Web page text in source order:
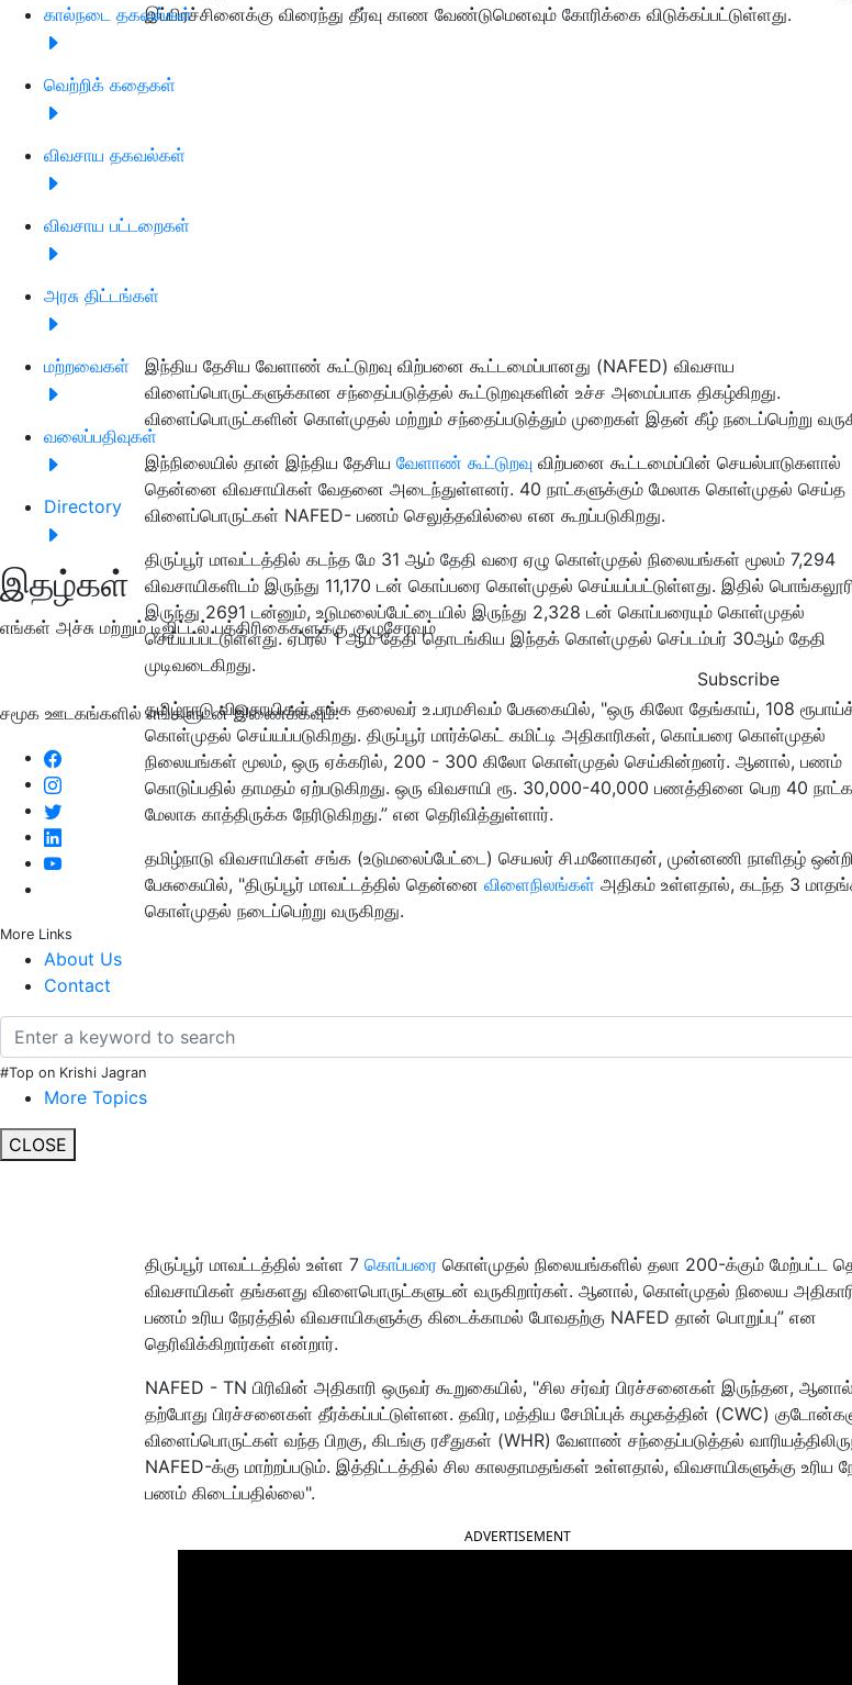
கால்நடை தகவல்கள்
வெற்றிக் கதைகள்
விவசாய தகவல்கள்
விவசாய பட்டறைகள்
அரசு திட்டங்கள்
மற்றவைகள்
வலைப்பதிவுகள்
Directory
இதழ்கள்
எங்கள் அச்சு மற்றும் டிஜிட்டல் பத்திரிகைகளுக்கு குழுசேரவும்
Subscribe
சமூக ஊடகங்களில் எங்களுடன் இணைக்கவும்:
More Links
About Us
Contact
#Top on Krishi Jagran
More Topics
CLOSE
இப்பிரச்சினைக்கு விரைந்து தீர்வு காண வேண்டுமெனவும் கோரிக்கை விடுக்கப்பட்டுள்ளது.
இந்திய தேசிய வேளாண் கூட்டுறவு விற்பனை கூட்டமைப்பானது (NAFED) விவசாய
விளைப்பொருட்களுக்கான சந்தைப்படுத்தல் கூட்டுறவுகளின் உச்ச அமைப்பாக திகழ்கிறது.
விளைப்பொருட்களின் கொள்முதல் மற்றும் சந்தைப்படுத்தும் முறைகள் இதன் கீழ் நடைப்பெற்று
இந்நிலையில் தான் இந்திய தேசிய வேளாண் கூட்டுறவு விற்பனை கூட்டமைப்பின் செயல்பாடுகளால்
தென்னை விவசாயிகள் வேதனை அடைந்துள்ளனர். 40 நாட்களுக்கும் மேலாக கொள்முதல் செய்த
விளைப்பொருட்கள் NAFED- பணம் செலுத்தவில்லை என கூறப்படுகிறது.
திருப்பூர் மாவட்டத்தில் கடந்த மே 31 ஆம் தேதி வரை ஏழு கொள்முதல் நிலையங்கள் மூலம் 7,294
விவசாயிகளிடம் இருந்து 11,170 டன் கொப்பரை கொள்முதல் செய்யப்பட்டுள்ளது. இதில்
இருந்து 2691 டன்னும், உடுமலைப்பேட்டையில் இருந்து 2,328 டன் கொப்பரையும் கொள்முதல்
செய்யப்பட்டுள்ளது. ஏப்ரல் 1 ஆம் தேதி தொடங்கிய இந்தக் கொள்முதல் செப்டம்பர் 30ஆம் தேதி
முடிவடைகிறது.
தமிழ்நாடு விவசாயிகள் சங்க தலைவர் உ.பரமசிவம் பேசுகையில், "ஒரு கிலோ தேங்காய், 108
கொள்முதல் செய்யப்படுகிறது. திருப்பூர் மார்க்கெட் கமிட்டி அதிகாரிகள், கொப்பரை கொள்முதல்
நிலையங்கள் மூலம், ஒரு ஏக்கரில், 200 - 300 கிலோ கொள்முதல் செய்கின்றனர். ஆனால், பணம்
கொடுப்பதில் தாமதம் ஏற்படுகிறது. ஒரு விவசாயி ரூ. 30,000-40,000 பணத்தினை பெற 40
மேலாக காத்திருக்க நேரிடுகிறது.” என தெரிவித்துள்ளார்.
தமிழ்நாடு விவசாயிகள் சங்க (உடுமலைப்பேட்டை) செயலர் சி.மனோகரன், முன்னணி நாளிதழ்
பேசுகையில், "திருப்பூர் மாவட்டத்தில் தென்னை விளைநிலங்கள் அதிகம் உள்ளதால், கடந்த 3
கொள்முதல் நடைப்பெற்று வருகிறது.
திருப்பூர் மாவட்டத்தில் உள்ள 7 கொப்பரை கொள்முதல் நிலையங்களில் தலா 200-க்கும் மேற்பட்ட
விவசாயிகள் தங்களது விளைபொருட்களுடன் வருகிறார்கள். ஆனால், கொள்முதல் நிலைய
பணம் உரிய நேரத்தில் விவசாயிகளுக்கு கிடைக்காமல் போவதற்கு NAFED தான் பொறுப்பு” என
தெரிவிக்கிறார்கள் என்றார்.
NAFED - TN பிரிவின் அதிகாரி ஒருவர் கூறுகையில், "சில சர்வர் பிரச்சனைகள் இருந்தன, ஆனால்
தற்போது பிரச்சனைகள் தீர்க்கப்பட்டுள்ளன. தவிர, மத்திய சேமிப்புக் கழகத்தின் (CWC)
விளைப்பொருட்கள் வந்த பிறகு, கிடங்கு ரசீதுகள் (WHR) வேளாண் சந்தைப்படுத்தல்
NAFED-க்கு மாற்றப்படும். இத்திட்டத்தில் சில காலதாமதங்கள் உள்ளதால், விவசாயிகளுக்கு உரிய
பணம் கிடைப்பதில்லை".
ADVERTISEMENT